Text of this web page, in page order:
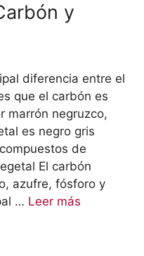
y
diferencia entre el
que el carbón es
marrón negruzco,
es negro gris
de
El carbón
azufre, fósforo y
… Leer más